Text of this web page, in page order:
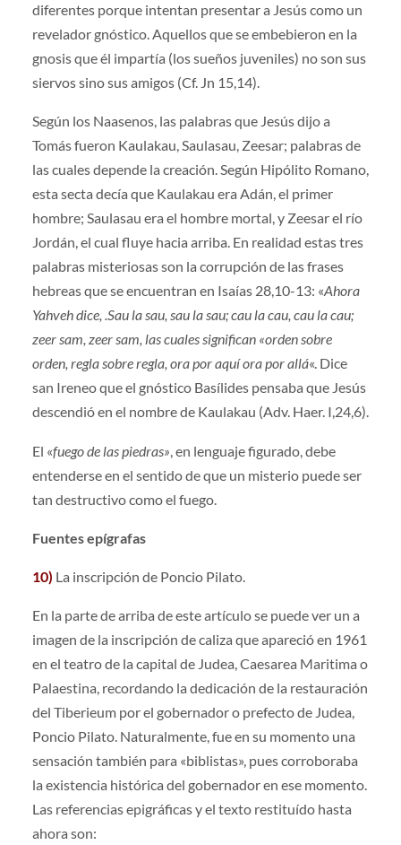
diferentes porque intentan presentar a Jesús como un
revelador gnóstico. Aquellos que se embebieron en la
gnosis que él impartía (los sueños juveniles) no son sus
siervos sino sus amigos (Cf. Jn 15,14).
Según los Naasenos, las palabras que Jesús dijo a
Tomás fueron Kaulakau, Saulasau, Zeesar; palabras de
las cuales depende la creación. Según Hipólito Romano,
esta secta decía que Kaulakau era Adán, el primer
hombre; Saulasau era el hombre mortal, y Zeesar el río
Jordán, el cual fluye hacia arriba. En realidad estas tres
palabras misteriosas son la corrupción de las frases
hebreas que se encuentran en Isaías 28,10-13: «Ahora
Yahveh dice, .Sau la sau, sau la sau; cau la cau, cau la cau;
zeer sam, zeer sam, las cuales significan «orden sobre
orden, regla sobre regla, ora por aquí ora por allá«. Dice
san Ireneo que el gnóstico Basílides pensaba que Jesús
descendió en el nombre de Kaulakau (Adv. Haer. I,24,6).
El «fuego de las piedras» , en lenguaje figurado, debe
entenderse en el sentido de que un misterio puede ser
tan destructivo como el fuego.
Fuentes epígrafas
10) La inscripción de Poncio Pilato.
En la parte de arriba de este artículo se puede ver un a
imagen de la inscripción de caliza que apareció en 1961
en el teatro de la capital de Judea, Caesarea Maritima o
Palaestina, recordando la dedicación de la restauración
del Tiberieum por el gobernador o prefecto de Judea,
Poncio Pilato. Naturalmente, fue en su momento una
sensación también para «biblistas», pues corroboraba
la existencia histórica del gobernador en ese momento.
Las referencias epigráficas y el texto restituído hasta
ahora son: